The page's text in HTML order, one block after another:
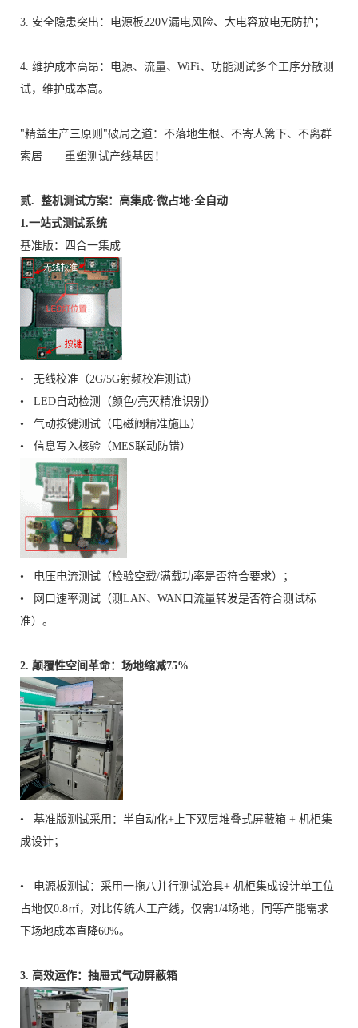
3. 安全隐患突出：电源板220V漏电风险、大电容放电无防护；
4. 维护成本高昂：电源、流量、WiFi、功能测试多个工序分散测
试，维护成本高。
"精益生产三原则"破局之道：不落地生根、不寄人篱下、不离群
索居——重塑测试产线基因！
贰. 整机测试方案：高集成·微占地·全自动
1.一站式测试系统
基准版：四合一集成
• 无线校准（2G/5G射频校准测试）
• LED自动检测（颜色/亮灭精准识别）
• 气动按键测试（电磁阀精准施压）
• 信息写入核验（MES联动防错）
• 电压电流测试（检验空载/满载功率是否符合要求）；
• 网口速率测试（测LAN、WAN口流量转发是否符合测试标
准）。
2. 颠覆性空间革命：场地缩减75%
• 基准版测试采用：半自动化+上下双层堆叠式屏蔽箱 + 机柜集
成设计；
• 电源板测试：采用一拖八并行测试治具+ 机柜集成设计单工位
占地仅0.8㎡，对比传统人工产线，仅需1/4场地，同等产能需求
下场地成本直降60%。
3. 高效运作：抽屉式气动屏蔽箱